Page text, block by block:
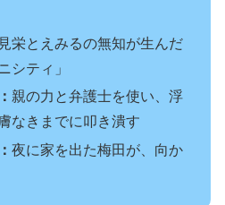
栄とえみるの無知が生んだ
シティ」
親の力と弁護士を使い、浮
なきまでに叩き潰す
夜に家を出た梅田が、向か